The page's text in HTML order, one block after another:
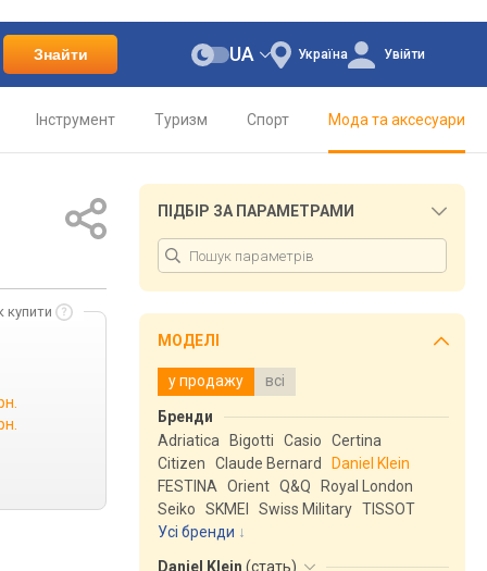
Знайти Україна
UA Увійти
Інструмент Туризм Спорт Мода та аксесуари
купити
ПІДБІР ЗА ПАРАМЕТРАМИ
МОДЕЛІ
у продажу всі
Бренди
Adriatica
Bigotti Casio
Certina
Citizen
Claude Bernard
Daniel Klein
FESTINA
Orient Q&Q
Royal London
Seiko
SKMEI Swiss Military TISSOT
Усі бренди
Daniel Klein (стать)